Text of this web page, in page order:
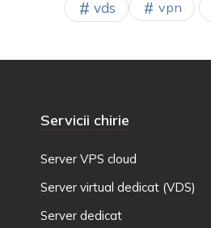
vds vpn
Servicii chirie
Server VPS cloud
Server virtual dedicat (VDS)
Server dedicat